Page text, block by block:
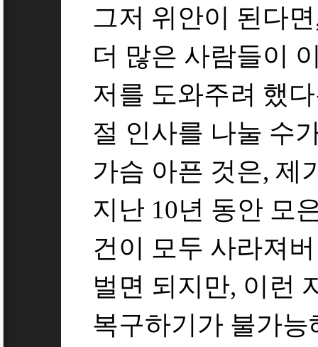
그저 위안이 된다
더 많은 사람들이
저를 도와주려 했
절 인사를 나눌 수
가슴 아픈 것은, 제
지난 10년 동안 모
건이 모두 사라져
벌면 되지만, 이런
복구하기가 불가